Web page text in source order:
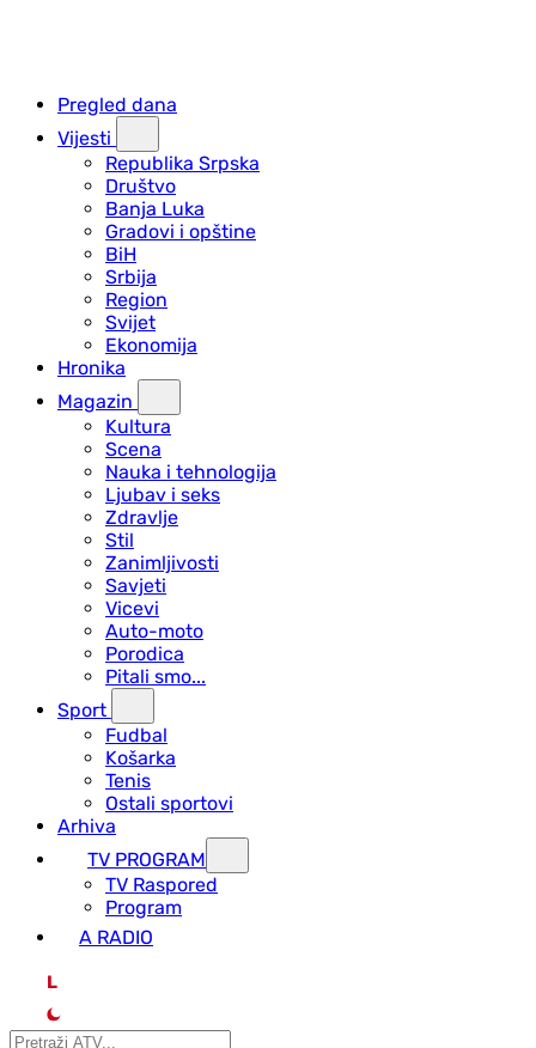
Pregled dana
Vijesti
Republika Srpska
Društvo
Banja Luka
Gradovi i opštine
BiH
Srbija
Region
Svijet
Ekonomija
Hronika
Magazin
Kultura
Scena
Nauka i tehnologija
Ljubav i seks
Zdravlje
Stil
Zanimljivosti
Savjeti
Vicevi
Auto-moto
Porodica
Pitali smo...
Sport
Fudbal
Košarka
Tenis
Ostali sportovi
Arhiva
TV PROGRAM
ТV Raspored
Program
A RADIO
L